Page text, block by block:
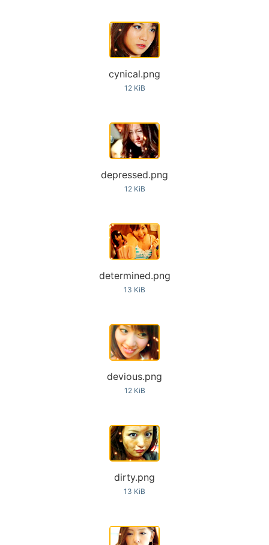
cynical.png
12 KiB
depressed.png
12 KiB
determined.png
13 KiB
devious.png
12 KiB
dirty.png
13 KiB